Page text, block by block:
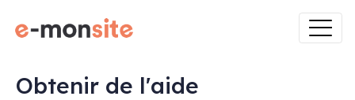
Obtenir de l'aide